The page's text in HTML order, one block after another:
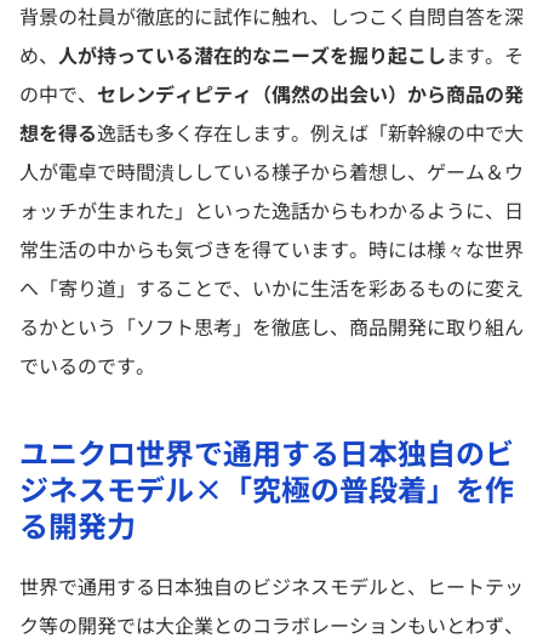
背景の社員が徹底的に試作に触れ、しつこく自問自答を深
め、 人が持っている潜在的なニーズを掘り起こします。そ
の中で、 セレンディピティ（偶然の出会い）から商品の発
想を得る逸話も多く存在します。例えば「新幹線の中で大
人が電卓で時間潰ししている様子から着想し、ゲーム＆ウ
ォッチが生まれた」といった逸話からもわかるように、日
常生活の中からも気づきを得ています。時には様々な世界
へ「寄り道」することで、いかに生活を彩あるものに変え
るかという「ソフト思考」を徹底し、商品開発に取り組ん
でいるのです。
ユニクロ世界で通用する日本独自のビ
ジネスモデル×「究極の普段着」を作
る開発力
世界で通用する日本独自のビジネスモデルと、ヒートテッ
ク等の開発では大企業とのコラボレーションもいとわず、